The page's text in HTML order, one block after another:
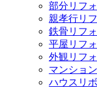
部分リフ
親孝行リ
鉄骨リフ
平屋リフ
外観リフ
マンショ
ハウスリ